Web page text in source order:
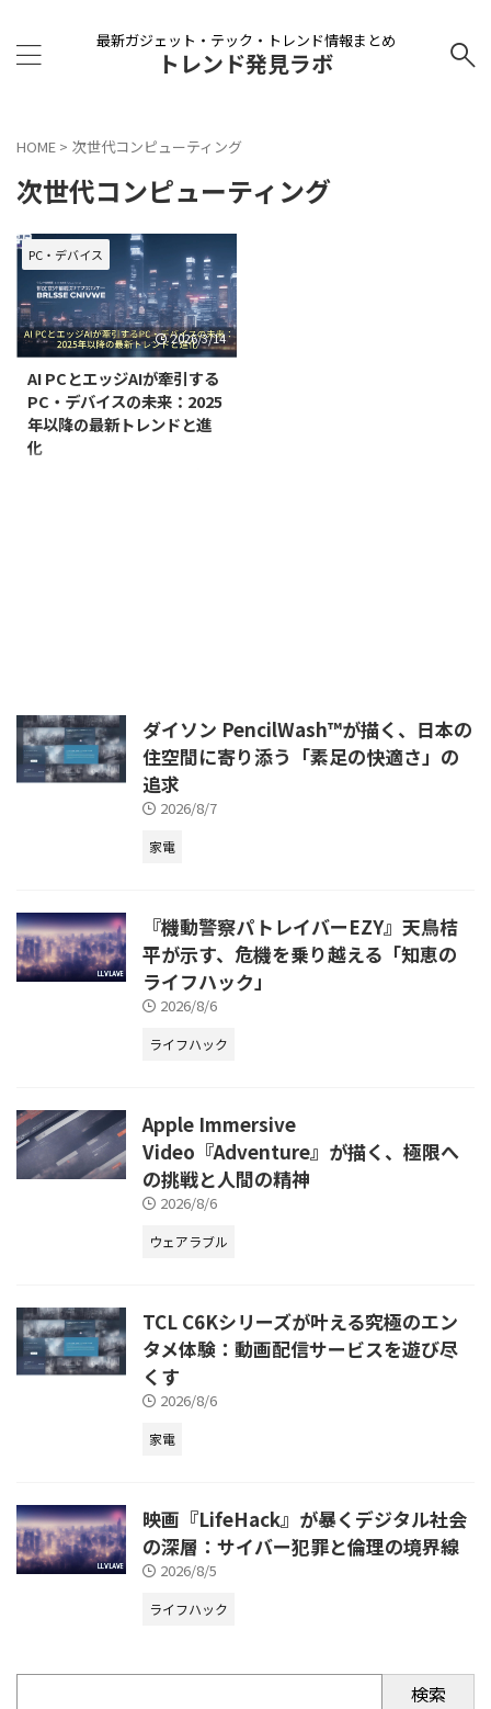
最新ガジェット・テック・トレンド情報まとめ
トレンド発見ラボ
HOME > 次世代コンピューティング
次世代コンピューティング
PC・デバイス
2026/3/14
AI PCとエッジAIが牽引する
PC・デバイスの未来：2025
年以降の最新トレンドと進
化
ドとして注目を集めています。
本記事では、2025年以降のPC・
デバイス市場を牽引する最新トレ
ンドに焦点を当て、AI PCの定義
やNPUの革新性、エッジAIの普及
ダイソン PencilWash™が描く、日本の
住空間に寄り添う「素足の快適さ」の
追求
2026/8/7
家電
『機動警察パトレイバーEZY』天鳥桔
平が示す、危機を乗り越える「知恵の
ライフハック」
2026/8/6
ライフハック
Apple Immersive
Video『Adventure』が描く、極限へ
の挑戦と人間の精神
2026/8/6
ウェアラブル
TCL C6Kシリーズが叶える究極のエン
タメ体験：動画配信サービスを遊び尽
くす
2026/8/6
家電
映画『LifeHack』が暴くデジタル社会
の深層：サイバー犯罪と倫理の境界線
2026/8/5
ライフハック
検索